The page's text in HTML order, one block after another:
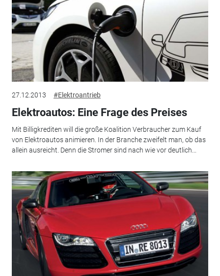
27.12.2013 #Elektroantrieb
Elektroautos: Eine Frage des Preises
Mit Billigkrediten will die große Koalition Verbraucher zum Kauf
von Elektroautos animieren. In der Branche zweifelt man, ob das
allein ausreicht. Denn die Stromer sind nach wie vor deutlich...